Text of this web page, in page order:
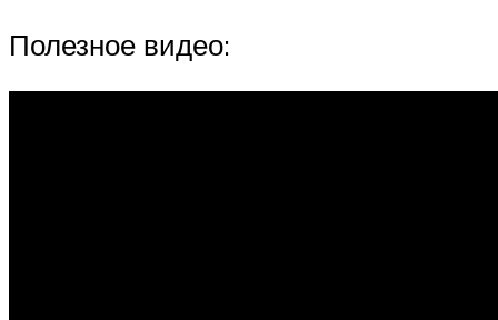
Полезное видео: